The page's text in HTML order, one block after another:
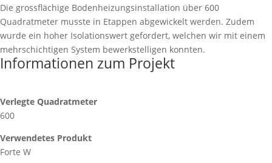
Die grossflächige Bodenheizungsinstallation über 600
Quadratmeter musste in Etappen abgewickelt werden. Zudem
wurde ein hoher Isolationswert gefordert, welchen wir mit einem
mehrschichtigen System bewerkstelligen konnten.
Informationen zum Projekt
Verlegte Quadratmeter
600
Verwendetes Produkt
Forte W